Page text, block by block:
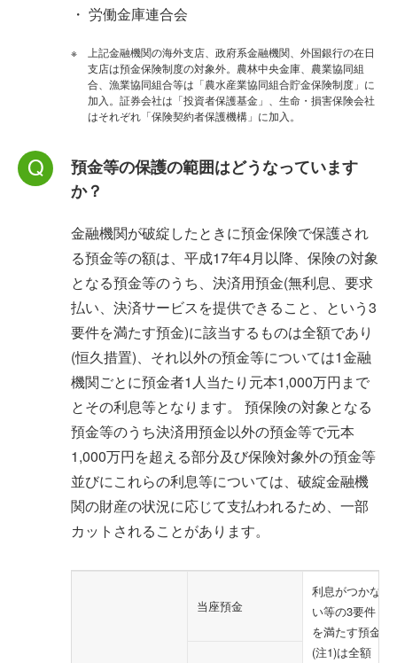
・ 労働金庫連合会
上記金融機関の海外支店、政府系金融機関、外国銀行の在日
支店は預金保険制度の対象外。農林中央金庫、農業協同組
合、漁業協同組合等は「農水産業協同組合貯金保険制度」に
加入。証券会社は「投資者保護基金」、生命・損害保険会社
はそれぞれ「保険契約者保護機構」に加入。
預金等の保護の範囲はどうなっています
か？
金融機関が破綻したときに預金保険で保護され
る預金等の額は、平成17年4月以降、保険の対象
となる預金等のうち、決済用預金(無利息、要求
払い、決済サービスを提供できること、という3
要件を満たす預金)に該当するものは全額であり
(恒久措置)、それ以外の預金等については1金融
機関ごとに預金者1人当たり元本1,000万円まで
とその利息等となります。 預保険の対象となる
預金等のうち決済用預金以外の預金等で元本
1,000万円を超える部分及び保険対象外の預金等
並びにこれらの利息等については、破綻金融機
関の財産の状況に応じて支払われるため、一部
カットされることがあります。
当座預金
利息がつかな
い等の3要件
を満たす預金
(注1)は全額